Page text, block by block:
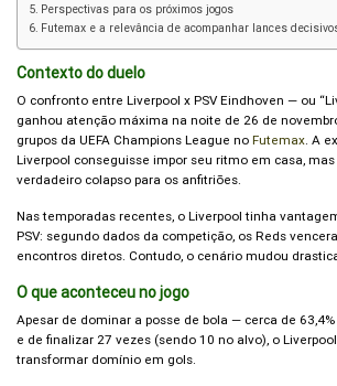
Perspectivas para os próximos jogos
Futemax e a relevância de acompanhar lances
Contexto do duelo
O confronto entre Liverpool x PSV Eindhoven — ou
ganhou atenção máxima na noite de 26 de
grupos da UEFA Champions League no Futemax. A
Liverpool conseguisse impor seu ritmo em casa,
verdadeiro colapso para os anfitriões.
Nas temporadas recentes, o Liverpool tinha
PSV: segundo dados da competição, os Reds
encontros diretos. Contudo, o cenário mudou
O que aconteceu no jogo
Apesar de dominar a posse de bola — cerca de
e de finalizar 27 vezes (sendo 10 no alvo), o
transformar domínio em gols.